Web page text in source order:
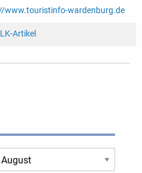
www.touristinfo-wardenburg.de
Artikel